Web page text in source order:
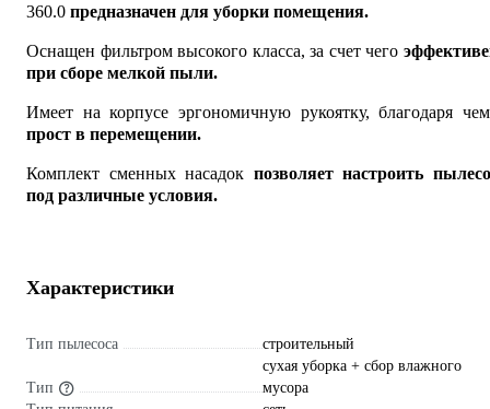
360.0 предназначен для уборки помещения.
Оснащен фильтром высокого класса, за счет чего
при сборе мелкой пыли.
Имеет на корпусе эргономичную рукоятку, благодаря
прост в перемещении.
Комплект сменных насадок позволяет настроить
под различные условия.
Характеристики
Тип пылесоса строительный
Тип
сухая уборка + сбор влажного
мусора